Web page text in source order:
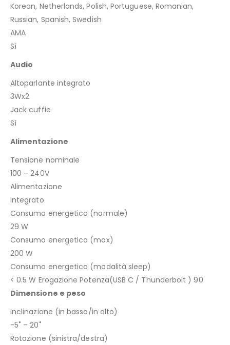
Korean, Netherlands, Polish, Portuguese, Romanian,
Russian, Spanish, Swedish
AMA
Sì
Audio
Altoparlante integrato
3Wx2
Jack cuffie
Sì
Alimentazione
Tensione nominale
100 – 240V
Alimentazione
Integrato
Consumo energetico (normale)
29 W
Consumo energetico (max)
200 W
Consumo energetico (modalità sleep)
< 0.5 W Erogazione Potenza(USB C / Thunderbolt ) 90
Dimensione e peso
Inclinazione (in basso/in alto)
-5˚ – 20˚
Rotazione (sinistra/destra)